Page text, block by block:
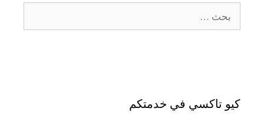
كيو تاكسي في خدمتكم